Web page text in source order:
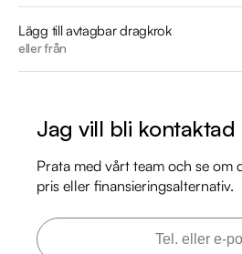
2018-05-07 - 3303 mil
2020-06-08 - 4581 mil
2022-12-29 - 5835 mil
Besök
för att:
• Se närbilder och film på bilen
• Reservera bilen direkt online
• Få mer info om utrustning och tillval
Lägg till avtagbar dragkrok
eller från
Jag vill bli kontaktad
Prata med vårt team och se om
pris eller finansieringsalternativ.